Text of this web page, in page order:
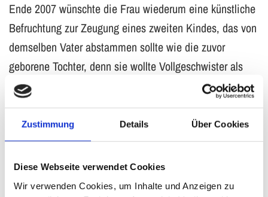
Zustimmung Details Über Cookies
Diese Webseite verwendet Cookies
Wir verwenden Cookies, um Inhalte und Anzeigen zu
Ende 2007 wünschte die Frau wiederum eine künstliche
Befruchtung zur Zeugung eines zweiten Kindes, das von
demselben Vater abstammen sollte wie die zuvor
geborene Tochter, denn sie wollte Vollgeschwister als
Kinder haben. Sie stellte später fest, dass der im Januar
2009 geborene Junge nicht von demselben Spender
stammte. Die Nachricht, dass ihre Kinder keine
Vollgeschwister seien, löste bei ihr eine körperlich-
psychische Belastungssituation mit
Erschöpfungszuständen, depressiven Episoden und